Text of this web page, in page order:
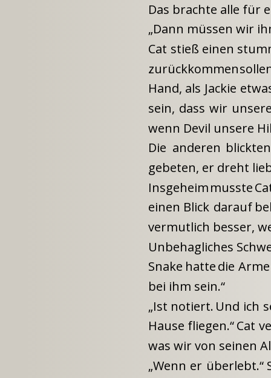
Das brachte alle für
„Dann müssen wir
Cat stieß einen
zurückkommen
Hand, als Jackie
sein, dass wir
wenn Devil unsere
Die anderen blickten
gebeten, er dreht
Insgeheimmusste
einen Blick darauf
vermutlich besser,
Unbehagliches
Snake hattedie Arme
bei ihm sein.“
„Ist notiert. Und ich
Hause fliegen.“Cat
was wir von seinen
„Wenn er überlebt.“